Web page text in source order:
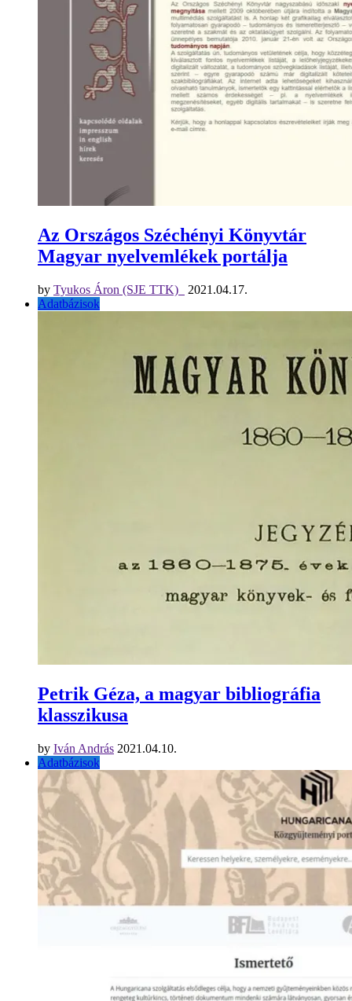
Az Országos Széchényi Könyvtár
Magyar nyelvemlékek portálja
by Tyukos Áron (SJE TTK)
2021.04.17.
Adatbázisok
Petrik Géza, a magyar bibliográfia
klasszikusa
by Iván András 2021.04.10.
Adatbázisok